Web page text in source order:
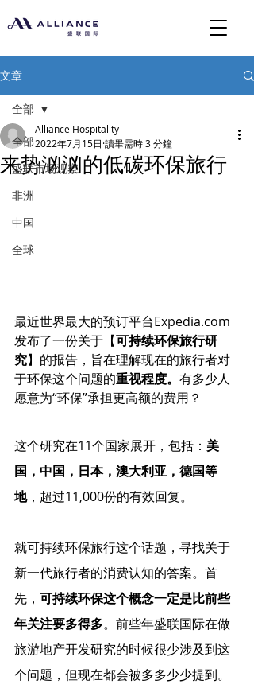
文章
全部
盛联市场观察
非洲
中国
全球
全部
来势汹汹的低碳环保旅行
Alliance Hospitality
2022年7月15日 讀畢需時 3 分鐘
最近世界最大的预订平台Expedia.com
发布了一份关于【可持续环保旅行研
究】的报告，旨在理解现在的旅行者对
于环保这个问题的重视程度。 有多少人
愿意为“环保”承担更高额的费用？
这个研究在11个国家展开，包括： 美
国，中国，日本，澳大利亚，德国等
地，超过11,000份的有效回复。
就可持续环保旅行这个话题，寻找关于
新一代旅行者的消费认知的答案。首
先， 可持续环保这个概念一定是比前些
年关注要多得多。前些年盛联国际在做
旅游地产开发研究的时候很少涉及到这
个问题，但现在都会被多多少少提到。